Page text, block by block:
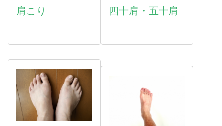
肩こり 四十肩・五十肩